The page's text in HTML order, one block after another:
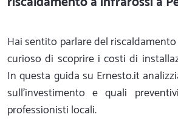
Hai sentito parlare del
curioso di scoprire i costi di
In questa guida su Ernesto.it
sull'investimento e quali
professionisti locali.